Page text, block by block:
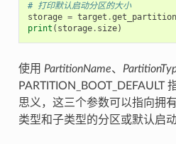
# 打印默认启动分区的大小
storage = target .
print ( storage. size)
使用 PartitionName、
PARTITION_BOOT_DEFAULT
思义，这三个参数可以指向拥
类型和子类型的分区或默认启动